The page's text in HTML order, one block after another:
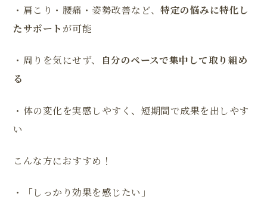
・肩こり・腰痛・姿勢改善など、特定の悩みに特化し
たサポート が可能
・周りを気にせず、
自分のペースで集中して取り組め
る
・体の変化を実感しやすく、短期間で成果を出しやす
い
こんな方におすすめ！
・「しっかり効果を感じたい」